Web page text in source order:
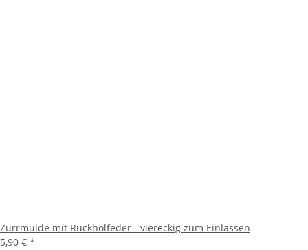
Zurrmulde mit Rückholfeder - viereckig zum Einlassen
5,90 € *